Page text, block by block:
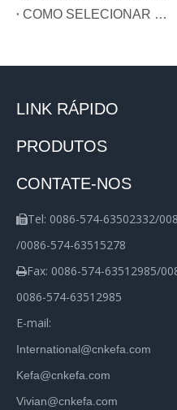
COMO SELECIONAR O TIPO DE TERMINAL?
LINK RÁPIDO
PRODUTOS
CONTATE-NOS
Tel: 0086-574-63502332/
/0086-574-63515278
Fax: 0086-574-63512985/
0086-574-63512985
E-mail:
International@cnkefa.com
Kefa@cnkefa.com
Vivian@cnkefa.com